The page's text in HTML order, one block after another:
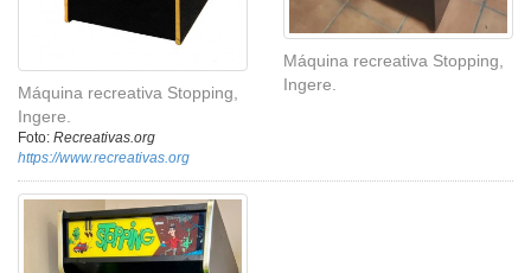
Máquina recreativa Stopping,
Ingere.
Foto: Recreativas.org
https://www.recreativas.org
Máquina recreativa Stopping,
Ingere.